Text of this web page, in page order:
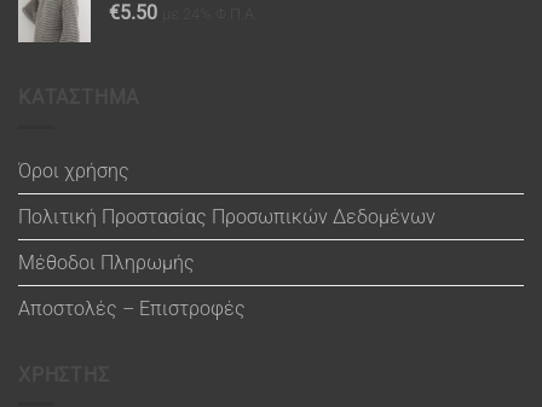
€5.50
Όροι χρήσης
Πολιτική Προστασίας Προσωπικών Δεδομένων
Μέθοδοι Πληρωμής
Αποστολές – Επιστροφές